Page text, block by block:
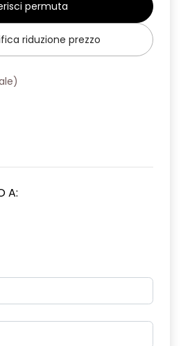
permuta
riduzione prezzo
)
A: